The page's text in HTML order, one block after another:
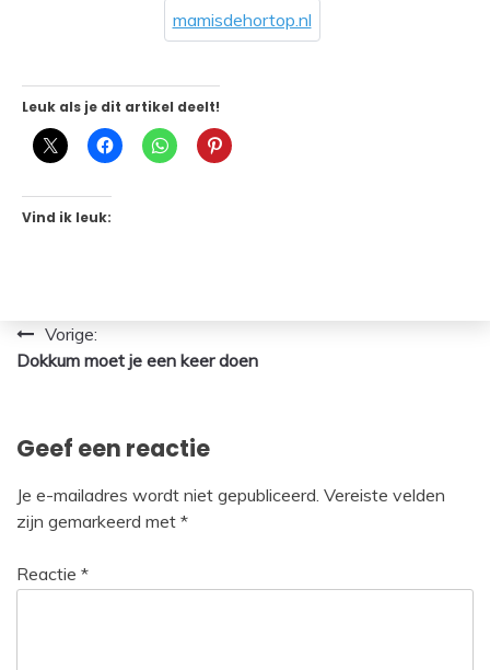
mamisdehortop.nl
Leuk als je dit artikel deelt!
Vind ik leuk:
Bericht
navigatie
Vorige:
Dokkum moet je een keer doen
Geef een reactie
Je e-mailadres wordt niet gepubliceerd. Vereiste velden
zijn gemarkeerd met *
Reactie *